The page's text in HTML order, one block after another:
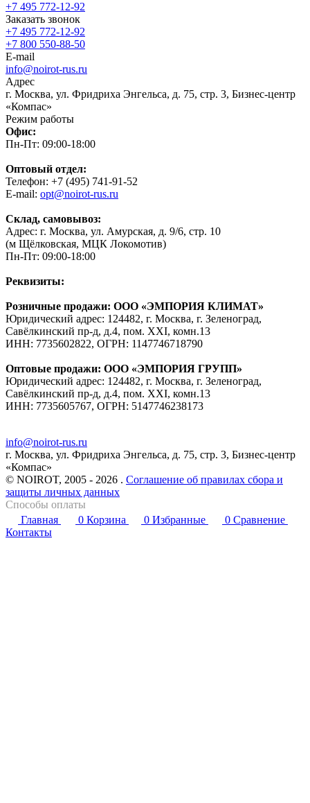
+7 495 772-12-92
Заказать звонок
+7 495 772-12-92
+7 800 550-88-50
E-mail
info@noirot-rus.ru
Адрес
г. Москва, ул. Фридриха Энгельса, д. 75, стр. 3, Бизнес-центр
«Компас»
Режим работы
Офис:
Пн-Пт: 09:00-18:00
Оптовый отдел:
Телефон: +7 (495) 741-91-52
E-mail: opt@noirot-rus.ru
Склад, самовывоз:
Адрес: г. Москва, ул. Амурская, д. 9/6, стр. 10
(м Щёлковская, МЦК Локомотив)
Пн-Пт: 09:00-18:00
Реквизиты:
Розничные продажи: ООО «ЭМПОРИЯ КЛИМАТ»
Юридический адрес: 124482, г. Москва, г. Зеленоград,
Савёлкинский пр-д, д.4, пом. XXI, комн.13
ИНН: 7735602822, ОГРН: 1147746718790
Оптовые продажи: ООО «ЭМПОРИЯ ГРУПП»
Юридический адрес: 124482, г. Москва, г. Зеленоград,
Савёлкинский пр-д, д.4, пом. XXI, комн.13
ИНН: 7735605767, ОГРН: 5147746238173
info@noirot-rus.ru
г. Москва, ул. Фридриха Энгельса, д. 75, стр. 3, Бизнес-центр
«Компас»
© NOIROT, 2005 - 2026 . Соглашение об правилах сбора и
защиты личных данных
Способы оплаты
Главная
0 Корзина 0 Избранные 0 Сравнение
Контакты